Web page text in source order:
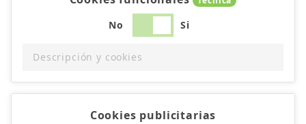
No Si
Descripción y cookies
Cookies publicitarias